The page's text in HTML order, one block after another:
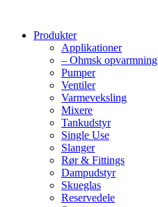
Produkter
Applikationer
– Ohmsk opvarmning
Pumper
Ventiler
Varmeveksling
Mixere
Tankudstyr
Single Use
Slanger
Rør & Fittings
Dampudstyr
Skueglas
Reservedele